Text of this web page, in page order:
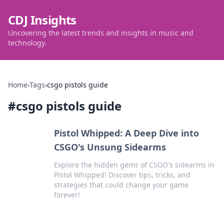
CDJ Insights
Uncovering the latest trends and insights in music and
technology.
Home›Tags›csgo pistols guide
#csgo pistols guide
Pistol Whipped: A Deep Dive into
CSGO's Unsung Sidearms
Explore the hidden gems of CSGO's sidearms in
Pistol Whipped! Discover tips, tricks, and
strategies that could change your game
forever!